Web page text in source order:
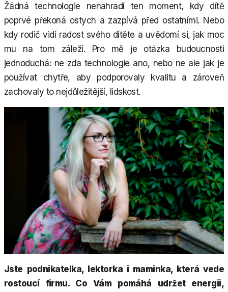
Žádná technologie nenahradí ten moment, kdy dítě
poprvé překoná ostych a zazpívá před ostatními. Nebo
kdy rodič vidí radost svého dítěte a uvědomí si, jak moc
mu na tom záleží. Pro mě je otázka budoucnosti
jednoduchá: ne zda technologie ano, nebo ne ale jak je
používat chytře, aby podporovaly kvalitu a zároveň
zachovaly to nejdůležitější, lidskost.
Jste podnikatelka, lektorka i maminka, která vede
rostoucí firmu. Co Vám pomáhá udržet energii,